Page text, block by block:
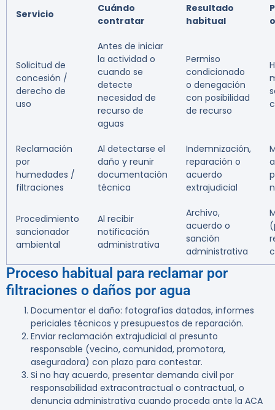
Servicio
Cuándo
contratar
Resultado
habitual
Solicitud de
concesión /
derecho de
uso
Antes de iniciar
la actividad o
cuando se
detecte
necesidad de
recurso de
aguas
Permiso
condicionado
o denegación
con posibilidad
de recurso
Reclamación
por
humedades /
filtraciones
Al detectarse el
daño y reunir
documentación
técnica
Indemnización,
reparación o
acuerdo
extrajudicial
Procedimiento
sancionador
ambiental
Al recibir
notificación
administrativa
Archivo,
acuerdo o
sanción
administrativa
Proceso habitual para reclamar por
filtraciones o daños por agua
Documentar el daño: fotografías datadas, informes
periciales técnicos y presupuestos de reparación.
Enviar reclamación extrajudicial al presunto
responsable (vecino, comunidad, promotora,
aseguradora) con plazo para contestar.
Si no hay acuerdo, presentar demanda civil por
responsabilidad extracontractual o contractual, o
denuncia administrativa cuando proceda ante la ACA